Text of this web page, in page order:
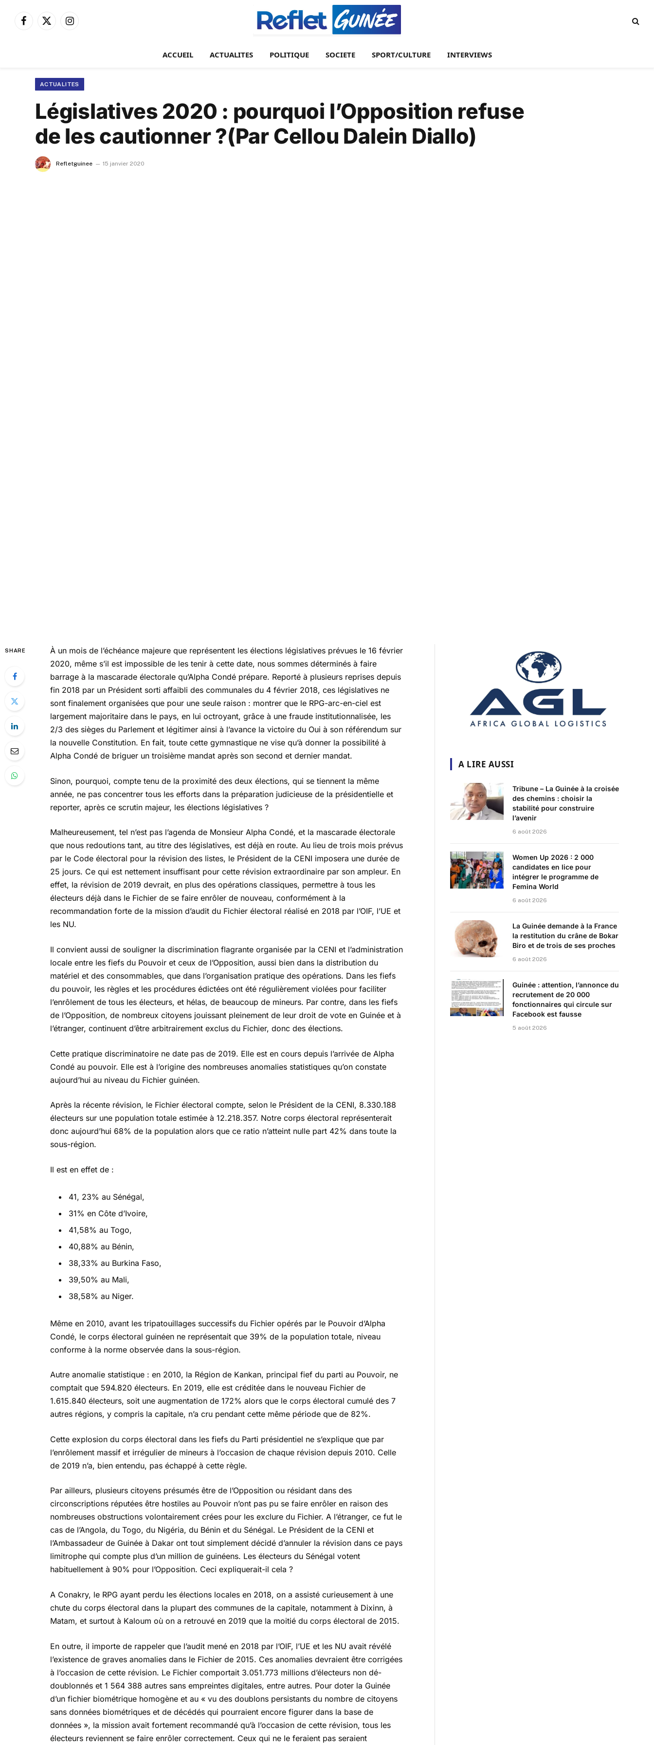
Facebook
X
Instagram
ACCUEIL ACTUALITES POLITIQUE SOCIETE SPORT/CULTURE INTERVIEWS
ACTUALITES
Législatives 2020 : pourquoi l’Opposition refuse
de les cautionner ?(Par Cellou Dalein Diallo)
Refletguinee 15 janvier 2020
SHARE
À un mois de l’échéance majeure que représentent les élections législatives prévues le 16 février
2020, même s’il est impossible de les tenir à cette date, nous sommes déterminés à faire
barrage à la mascarade électorale qu’Alpha Condé prépare. Reporté à plusieurs reprises depuis
fin 2018 par un Président sorti affaibli des communales du 4 février 2018, ces législatives ne
sont finalement organisées que pour une seule raison : montrer que le RPG-arc-en-ciel est
largement majoritaire dans le pays, en lui octroyant, grâce à une fraude institutionnalisée, les
2/3 des sièges du Parlement et légitimer ainsi à l’avance la victoire du Oui à son référendum sur
la nouvelle Constitution. En fait, toute cette gymnastique ne vise qu’à donner la possibilité à
Alpha Condé de briguer un troisième mandat après son second et dernier mandat.
Sinon, pourquoi, compte tenu de la proximité des deux élections, qui se tiennent la même
année, ne pas concentrer tous les efforts dans la préparation judicieuse de la présidentielle et
reporter, après ce scrutin majeur, les élections législatives ?
Malheureusement, tel n’est pas l’agenda de Monsieur Alpha Condé, et la mascarade électorale
que nous redoutions tant, au titre des législatives, est déjà en route. Au lieu de trois mois prévus
par le Code électoral pour la révision des listes, le Président de la CENI imposera une durée de
25 jours. Ce qui est nettement insuffisant pour cette révision extraordinaire par son ampleur. En
effet, la révision de 2019 devrait, en plus des opérations classiques, permettre à tous les
électeurs déjà dans le Fichier de se faire enrôler de nouveau, conformément à la
recommandation forte de la mission d’audit du Fichier électoral réalisé en 2018 par l’OIF, l’UE et
les NU.
Il convient aussi de souligner la discrimination flagrante organisée par la CENI et l’administration
locale entre les fiefs du Pouvoir et ceux de l’Opposition, aussi bien dans la distribution du
matériel et des consommables, que dans l’organisation pratique des opérations. Dans les fiefs
du pouvoir, les règles et les procédures édictées ont été régulièrement violées pour faciliter
l’enrôlement de tous les électeurs, et hélas, de beaucoup de mineurs. Par contre, dans les fiefs
de l’Opposition, de nombreux citoyens jouissant pleinement de leur droit de vote en Guinée et à
l’étranger, continuent d’être arbitrairement exclus du Fichier, donc des élections.
Cette pratique discriminatoire ne date pas de 2019. Elle est en cours depuis l’arrivée de Alpha
Condé au pouvoir. Elle est à l’origine des nombreuses anomalies statistiques qu’on constate
aujourd’hui au niveau du Fichier guinéen.
Après la récente révision, le Fichier électoral compte, selon le Président de la CENI, 8.330.188
électeurs sur une population totale estimée à 12.218.357. Notre corps électoral représenterait
donc aujourd’hui 68% de la population alors que ce ratio n’atteint nulle part 42% dans toute la
sous-région.
Il est en effet de :
41, 23% au Sénégal,
31% en Côte d’Ivoire,
41,58% au Togo,
40,88% au Bénin,
38,33% au Burkina Faso,
39,50% au Mali,
38,58% au Niger.
Même en 2010, avant les tripatouillages successifs du Fichier opérés par le Pouvoir d’Alpha
Condé, le corps électoral guinéen ne représentait que 39% de la population totale, niveau
conforme à la norme observée dans la sous-région.
Autre anomalie statistique : en 2010, la Région de Kankan, principal fief du parti au Pouvoir, ne
comptait que 594.820 électeurs. En 2019, elle est créditée dans le nouveau Fichier de
1.615.840 électeurs, soit une augmentation de 172% alors que le corps électoral cumulé des 7
autres régions, y compris la capitale, n’a cru pendant cette même période que de 82%.
Cette explosion du corps électoral dans les fiefs du Parti présidentiel ne s’explique que par
l’enrôlement massif et irrégulier de mineurs à l’occasion de chaque révision depuis 2010. Celle
de 2019 n’a, bien entendu, pas échappé à cette règle.
Par ailleurs, plusieurs citoyens présumés être de l’Opposition ou résidant dans des
circonscriptions réputées être hostiles au Pouvoir n’ont pas pu se faire enrôler en raison des
nombreuses obstructions volontairement crées pour les exclure du Fichier. A l’étranger, ce fut le
cas de l’Angola, du Togo, du Nigéria, du Bénin et du Sénégal. Le Président de la CENI et
l’Ambassadeur de Guinée à Dakar ont tout simplement décidé d’annuler la révision dans ce pays
limitrophe qui compte plus d’un million de guinéens. Les électeurs du Sénégal votent
habituellement à 90% pour l’Opposition. Ceci expliquerait-il cela ?
A Conakry, le RPG ayant perdu les élections locales en 2018, on a assisté curieusement à une
chute du corps électoral dans la plupart des communes de la capitale, notamment à Dixinn, à
Matam, et surtout à Kaloum où on a retrouvé en 2019 que la moitié du corps électoral de 2015.
En outre, il importe de rappeler que l’audit mené en 2018 par l’OIF, l’UE et les NU avait révélé
l’existence de graves anomalies dans le Fichier de 2015. Ces anomalies devraient être corrigées
à l’occasion de cette révision. Le Fichier comportait 3.051.773 millions d’électeurs non dé-
doublonnés et 1 564 388 autres sans empreintes digitales, entre autres. Pour doter la Guinée
d’un fichier biométrique homogène et au « vu des doublons persistants du nombre de citoyens
sans données biométriques et de décédés qui pourraient encore figurer dans la base de
données », la mission avait fortement recommandé qu’à l’occasion de cette révision, tous les
électeurs reviennent se faire enrôler correctement. Ceux qui ne le feraient pas seraient
A LIRE AUSSI
Tribune – La Guinée à la croisée
des chemins : choisir la
stabilité pour construire
l’avenir
6 août 2026
Women Up 2026 : 2 000
candidates en lice pour
intégrer le programme de
Femina World
6 août 2026
La Guinée demande à la France
la restitution du crâne de Bokar
Biro et de trois de ses proches
6 août 2026
Guinée : attention, l’annonce du
recrutement de 20 000
fonctionnaires qui circule sur
Facebook est fausse
5 août 2026